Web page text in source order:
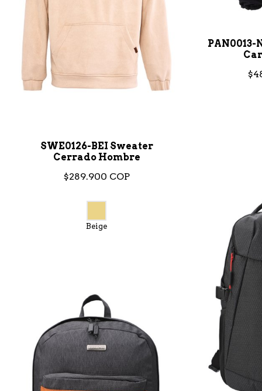
SWE0126-BEI Sweater
Cerrado Hombre
$289.900 COP
Beige
PAN0013-